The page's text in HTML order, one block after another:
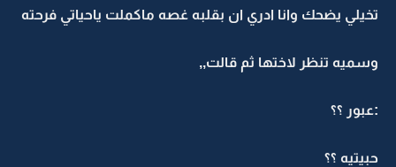
تخيلي يضحك وانا ادري ان بقلبه غصه ماكملت ياحياتي فرحته
وسميه تنظر لاختها ثم قالت,,
:عبور ؟؟
حبيتيه ؟؟